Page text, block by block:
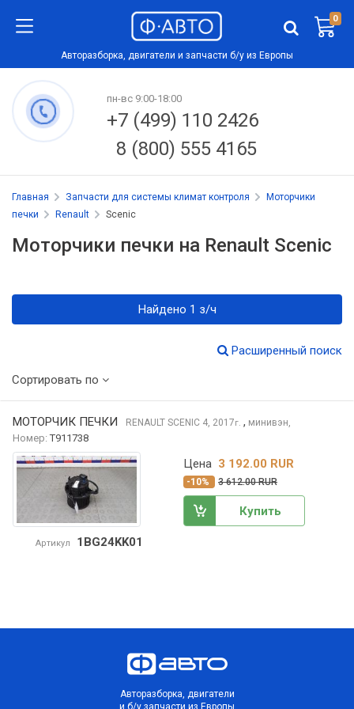
0
Авторазборка, двигатели и запчасти б/у из Европы
пн-вс 9:00-18:00
+7 (499) 110 2426
8 (800) 555 4165
Главная Запчасти для системы климат контроля
Моторчики
печки
Renault Scenic
Моторчики печки на Renault Scenic
Найдено 1 з/ч
Расширенный поиск
Сортировать по
МОТОРЧИК ПЕЧКИ RENAULT SCENIC 4, 2017г. , минивэн,
Номер: T911738
Артикул 1BG24KK01
Цена 3 192.00 RUR
-10% 3 612.00 RUR
Купить
Авторазборка, двигатели
и б/у запчасти из Европы